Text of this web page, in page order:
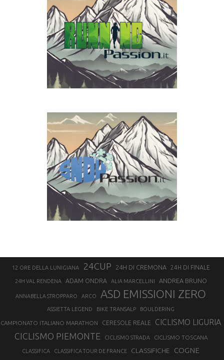
12 ORE DELLA LUNIGIANA 24CUP 24H DI CREMONA 24H DI FINALE
24H VAL RENDENA ADAM ONDRA ALIA MARCELLINI ANDREA BRUNO
ANNABELLA STROPPARO ARCO ASD EMISSIONI ZERO
ASSIETTA LEGEND BIKE TRANSALP BOULDERING
CAMPIONATO ITALIANO MARATHON CERESOLE REALE CICLISMO LIGURIA
CICLISMO PIEMONTE CICLISMO STRADA CICLISMO TOSCANA
CLASSIFICA CLASSIFICA TOUR DE FRANCE CLASSIFICHE COGNE